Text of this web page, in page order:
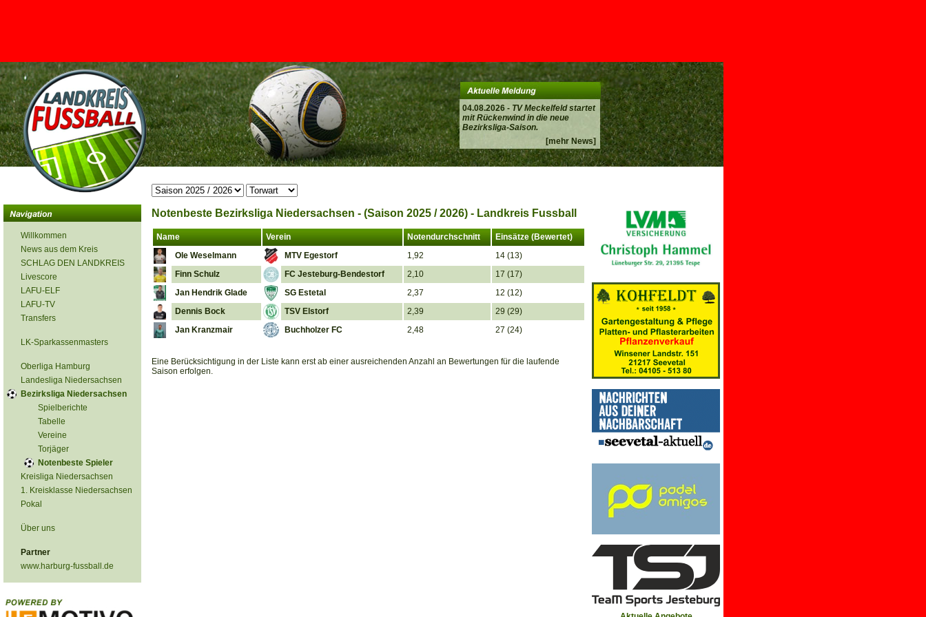
04.08.2026 - TV Meckelfeld startet
mit Rückenwind in die neue
Bezirksliga-Saison.
[mehr News]
<
Willkommen
News aus dem Kreis
SCHLAG DEN LANDKREIS
Livescore
LAFU-ELF
LAFU-TV
Transfers
LK-Sparkassenmasters
Oberliga Hamburg
Landesliga Niedersachsen
Bezirksliga Niedersachsen
Spielberichte
Tabelle
Vereine
Torjäger
Notenbeste Spieler
Kreisliga Niedersachsen
1. Kreisklasse Niedersachsen
Pokal
Über uns
Partner
www.harburg-fussball.de
Notenbeste Bezirksliga Niedersachsen - (Saison 2025 / 2026) - Landkreis Fussball
Name Verein Notendurchschnitt
Einsätze (Bewertet)
Ole Weselmann
MTV Egestorf 1,92
14 (13)
Finn Schulz
FC Jesteburg-Bendestorf 2,10
17 (17)
Jan Hendrik Glade
SG Estetal 2,37
12 (12)
Dennis Bock
TSV Elstorf 2,39
29 (29)
Jan Kranzmair
Buchholzer FC 2,48 27 (24)
Eine Berücksichtigung in der Liste kann erst ab einer ausreichenden Anzahl an Bewertungen für die laufende
Saison erfolgen.